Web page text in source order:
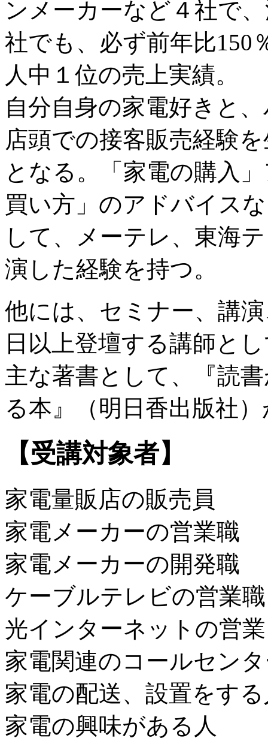
ンメーカーなど４社で
社でも、必ず前年比150
人中１位の売上実績。
自分自身の家電好きと
店頭での接客販売経験
となる。「家電の購入
買い方」のアドバイス
して、メーテレ、東海
演した経験を持つ。
他には、セミナー、講
日以上登壇する講師と
主な著書として、『読
る本』（明日香出版社
【受講対象者】
家電量販店の販売員
家電メーカーの営業職
家電メーカーの開発職
ケーブルテレビの営業職
光インターネットの営
家電関連のコールセン
家電の配送、設置をす
家電の興味がある人